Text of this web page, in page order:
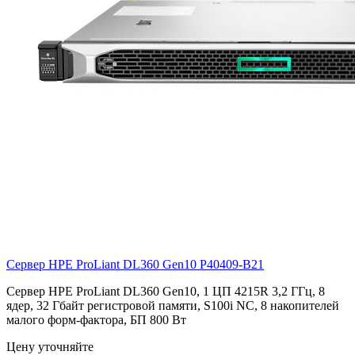
Сервер HPE ProLiant DL360 Gen10 P40409-B21
Сервер HPE ProLiant DL360 Gen10, 1 ЦП 4215R 3,2 ГГц, 8
ядер, 32 Гбайт регистровой памяти, S100i NC, 8 накопителей
малого форм-фактора, БП 800 Вт
Цену уточняйте